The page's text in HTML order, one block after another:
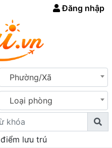
Đăng nhập
Phường/Xã
Loại phòng
điểm lưu trú